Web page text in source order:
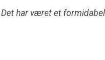
har været et